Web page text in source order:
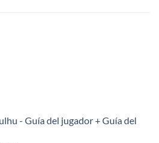
- Guía del jugador + Guía del